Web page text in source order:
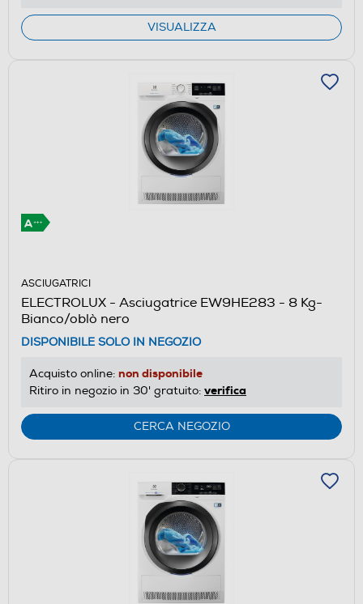
Youreko.
VISUALIZZA
ASCIUGATRICI
ELECTROLUX - Asciugatrice EW9HE283 - 8 Kg-
Bianco/oblò nero
DISPONIBILE SOLO IN NEGOZIO
Acquisto online: non disponibile
Ritiro in negozio in 30' gratuito: verifica
CERCA NEGOZIO